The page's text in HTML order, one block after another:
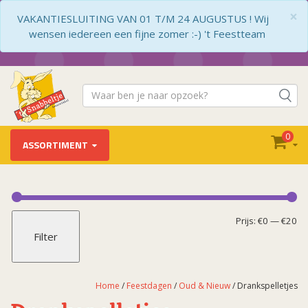
×
VAKANTIESLUITING VAN 01 T/M 24 AUGUSTUS ! Wij
wensen iedereen een fijne zomer :-) 't Feestteam
ASSORTIMENT
0
Carnaval (decoratie)
Cat.1 Vuurwerk
Kerst
Filter
Prijs: €0 —€20
Home / Feestdagen / Oud & Nieuw/ Drankspelletjes